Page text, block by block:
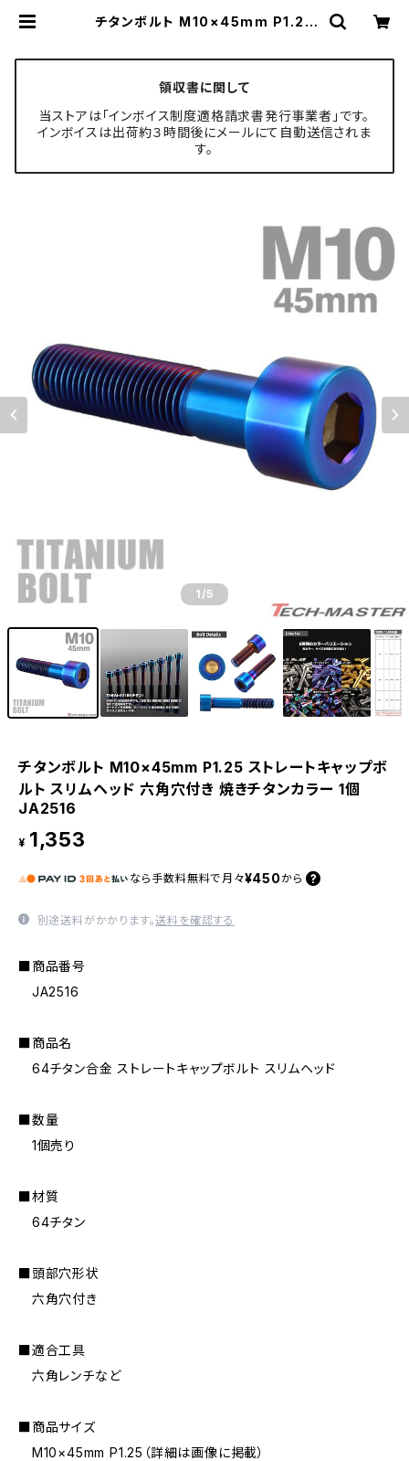
チタンボルト M10×45mm P1.25
JA2516 | TECH-MASTER ボルト
専門店
領収書に関して
当ストアは「インボイス制度適格請求書発行事業者」です。
インボイスは出荷約３時間後にメールにて自動送信されま
す。
1 /5
チタンボルト M10×45mm P1.25 ストレートキャップボ
ルト スリムヘッド 六角穴付き 焼きチタンカラー 1個
JA2516
¥ 1,353
なら 手数料無料で 月々¥450 から
別途送料がかかります。送料を確認する
■商品番号
JA2516
■商品名
64チタン合金 ストレートキャップボルト スリムヘッド
■数量
1個売り
■材質
64チタン
■頭部穴形状
六角穴付き
■適合工具
六角レンチなど
■商品サイズ
M10×45mm P1.25（詳細は画像に掲載）